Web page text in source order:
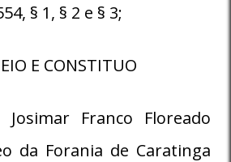
§ 1, § 2 e § 3;
E CONSTITUO
Franco Floreado
da Forania de Caratinga